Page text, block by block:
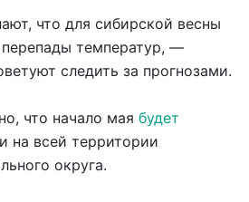
что для сибирской весны
температур, —
следить за прогнозами.
что начало мая будет
на всей территории
округа.